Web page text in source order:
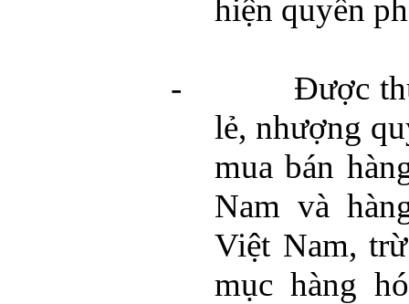
hiện quyền
-
Được
lẻ, nhượng
mua bán
Nam và
Việt Nam,
mục hàng